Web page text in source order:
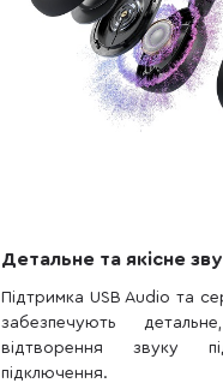
Детальне та якісне
Підтримка USB Audio та
забезпечують
відтворення звуку
підключення.